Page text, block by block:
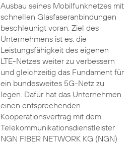
Ausbau seines Mobilfunknetzes mit
schnellen Glasfaseranbindungen
beschleunigt voran. Ziel des
Unternehmens ist es, die
Leistungsfähigkeit des eigenen
LTE-Netzes weiter zu verbessern
und gleichzeitig das Fundament für
ein bundesweites 5G-Netz zu
legen. Dafür hat das Unternehmen
einen entsprechenden
Kooperationsvertrag mit dem
Telekommunikationsdienstleister
NGN FIBER NETWORK KG (NGN)